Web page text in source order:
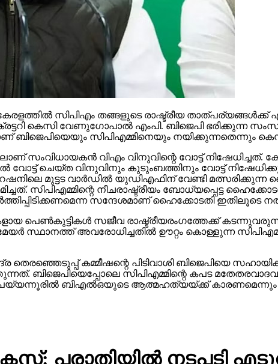
സിപിഎം തങ്ങളുടെ രാഷ്ട്രീയ താത്പര്യങ്ങള്‍ക്ക്
കെസി വേണുഗോപാല്‍ എംപി. ബിജെപി ഭരിക്കുന്ന
ബിജെപിയെയും സിപിഎമ്മിനെയും
സംവിധായകന്‍ വിഎം വിനുവിന്റെ വോട്ട്
ചെയ്ത വിനുവിനും കുടുംബത്തിനും വോട്ട്
മുട്ടട വാര്‍ഡില്‍ യുഡിഎഫിന് വേണ്ടി
സിപിഎമ്മിന്റെ നീചരാഷ്ട്രീയം ബോധ്യപ്പെട്ട
സന്ദേശമാണ് ഹൈക്കോടതി
പെണ്‍കുട്ടികള്‍ സജീവ രാഷ്ട്രീയരംഗത്തേക്ക്
മേയര്‍ സ്ഥാനത്ത് അവരോധിച്ചതില്‍ ഊറ്റം കൊള്ളുന്ന
തെരഞ്ഞെടുപ്പ് കമ്മീഷന്റെ പിടിവാശി ബിജെപിയെ
ബിജെപിയെപ്പോലെ സിപിഎമ്മിന്റെ കപട
പയ്യന്നൂരില്‍ ബിഎല്‍ഒയുടെ ആത്മഹത്യയ്ക്ക്
പരാതിയില്‍ നടപടി